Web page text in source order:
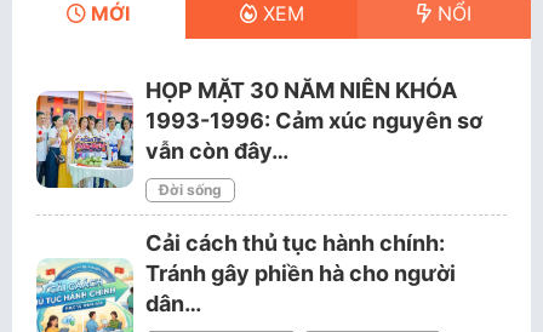
MỚI XEM NỔI
HỌP MẶT 30 NĂM NIÊN KHÓA
1993-1996: Cảm xúc nguyên sơ
vẫn còn đây…
Đời sống
Cải cách thủ tục hành chính:
Tránh gây phiền hà cho người
dân…